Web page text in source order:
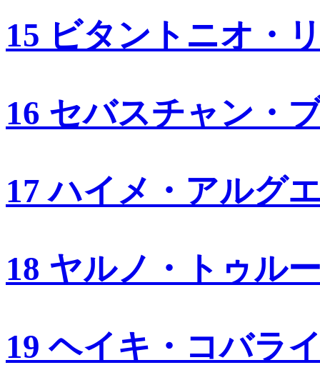
15 ビタントニオ・
16 セバスチャン・
17 ハイメ・アルグ
18 ヤルノ・トゥル
19 ヘイキ・コバラ